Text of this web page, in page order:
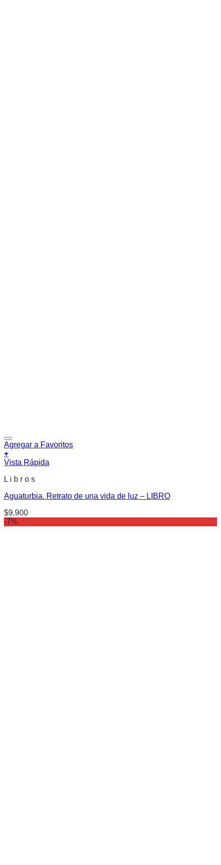
Agregar a Favoritos
+
Vista Rápida
L i b r o s
Aguaturbia. Retrato de una vida de luz – LIBRO
$9.900
-7%